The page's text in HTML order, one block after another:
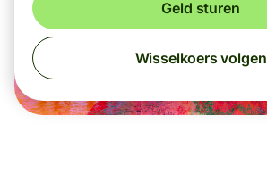
Geld sturen
Wisselkoers volgen